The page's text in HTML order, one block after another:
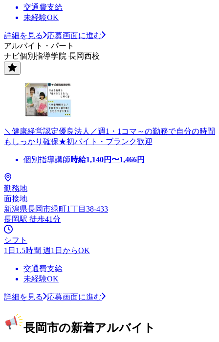
交通費支給
未経験OK
詳細を見る
応募画面に進む
アルバイト・パート
ナビ個別指導学院 長岡西校
＼健康経営認定優良法人／週1・1コマ～の勤務で自分の時間
もしっかり確保★初バイト・ブランク歓迎
個別指導講師時給1,140円〜1,466円
勤務地
面接地
新潟県長岡市緑町1丁目38-433
長岡駅 徒歩41分
シフト
1日1.5時間 週1日からOK
交通費支給
未経験OK
詳細を見る 応募画面に進む
長岡市の新着アルバイト